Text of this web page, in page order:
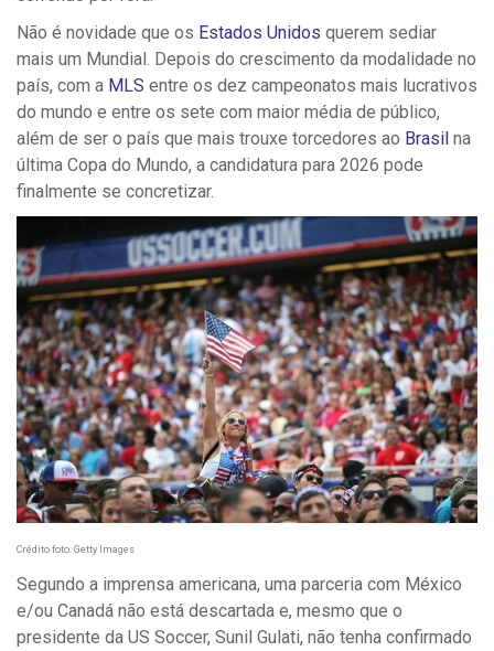
Não é novidade que os Estados Unidos querem sediar
mais um Mundial. Depois do crescimento da modalidade no
país, com a MLS entre os dez campeonatos mais lucrativos
do mundo e entre os sete com maior média de público,
além de ser o país que mais trouxe torcedores ao Brasil na
última Copa do Mundo, a candidatura para 2026 pode
finalmente se concretizar.
Crédito foto: Getty Images
Segundo a imprensa americana, uma parceria com México
e/ou Canadá não está descartada e, mesmo que o
presidente da US Soccer, Sunil Gulati, não tenha confirmado